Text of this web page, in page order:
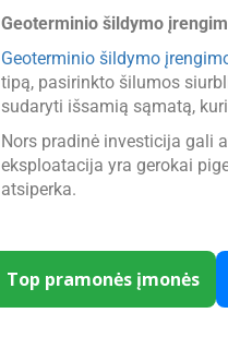
Geoterminio šildymo
Geoterminio šildymo
tipą, pasirinkto šilumos
sudaryti išsamią sąmatą,
Nors pradinė investicija gali
eksploatacija yra gerokai
atsiperka.
Top pramonės įmonės